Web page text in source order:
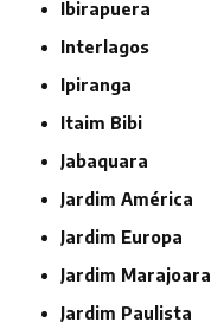
Ibirapuera
Interlagos
Ipiranga
Itaim Bibi
Jabaquara
Jardim América
Jardim Europa
Jardim Marajoara
Jardim Paulista